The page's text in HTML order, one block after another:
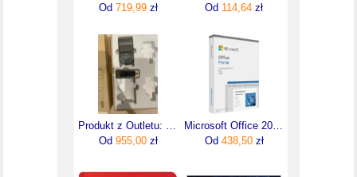
Od 719,99zł
Od 114,64 zł
Od 955,00zł
Od 438,50zł